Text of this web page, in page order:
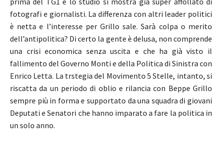
fotografi e giornalisti. La differenza con altri leader politici
è netta e l’interesse per Grillo sale. Sarà colpa o merito
dell’antipolitica? Di certo la gente è delusa, non comprende
una crisi economica senza uscita e che ha già visto il
fallimento del Governo Monti e della Politica di Sinistra con
Enrico Letta. La trstegia del Movimento 5 Stelle, intanto, si
riscatta da un periodo di oblio e rilancia con Beppe Grillo
sempre più in forma e supportato da una squadra di giovani
Deputati e Senatori che hanno imparato a fare la politica in
un solo anno.